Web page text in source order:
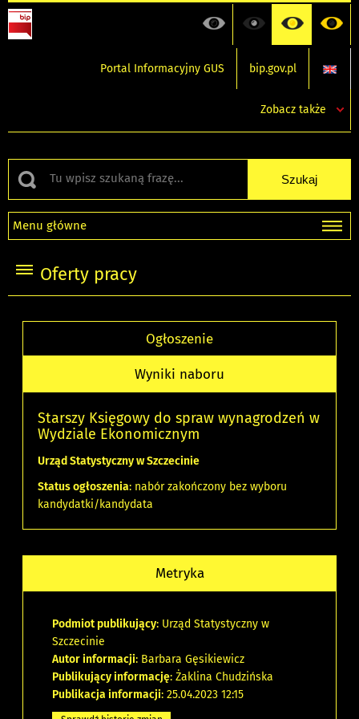
Portal Informacyjny GUS bip.gov.pl
Zobacz także
Menu główne
Oferty pracy
Ogłoszenie
Wyniki naboru
Starszy Księgowy do spraw wynagrodzeń w
Wydziale Ekonomicznym
Urząd Statystyczny w Szczecinie
Status ogłoszenia: nabór zakończony bez wyboru
kandydatki/kandydata
Metryka
Podmiot publikujący: Urząd Statystyczny w
Szczecinie
Autor informacji: Barbara Gęsikiewicz
Publikujący informację: Żaklina Chudzińska
Publikacja informacji: 25.04.2023 12:15